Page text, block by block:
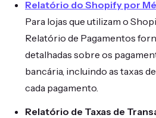
Relatório do Shopify por
Para lojas que utilizam o
Relatório de Pagamentos
detalhadas sobre os
bancária, incluindo as taxas
cada pagamento.
Relatório de Taxas de